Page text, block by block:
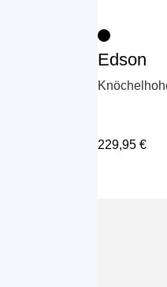
Edson
229,95 €